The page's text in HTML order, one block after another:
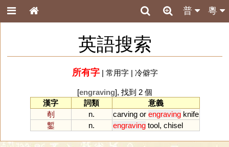
粵
普
英語搜索
所有字| 常用字| 冷僻字
[engraving], 找到 2 個
漢字
詞類
意義
剞
n. carving or engraving knife
鏨
n. engraving tool, chisel